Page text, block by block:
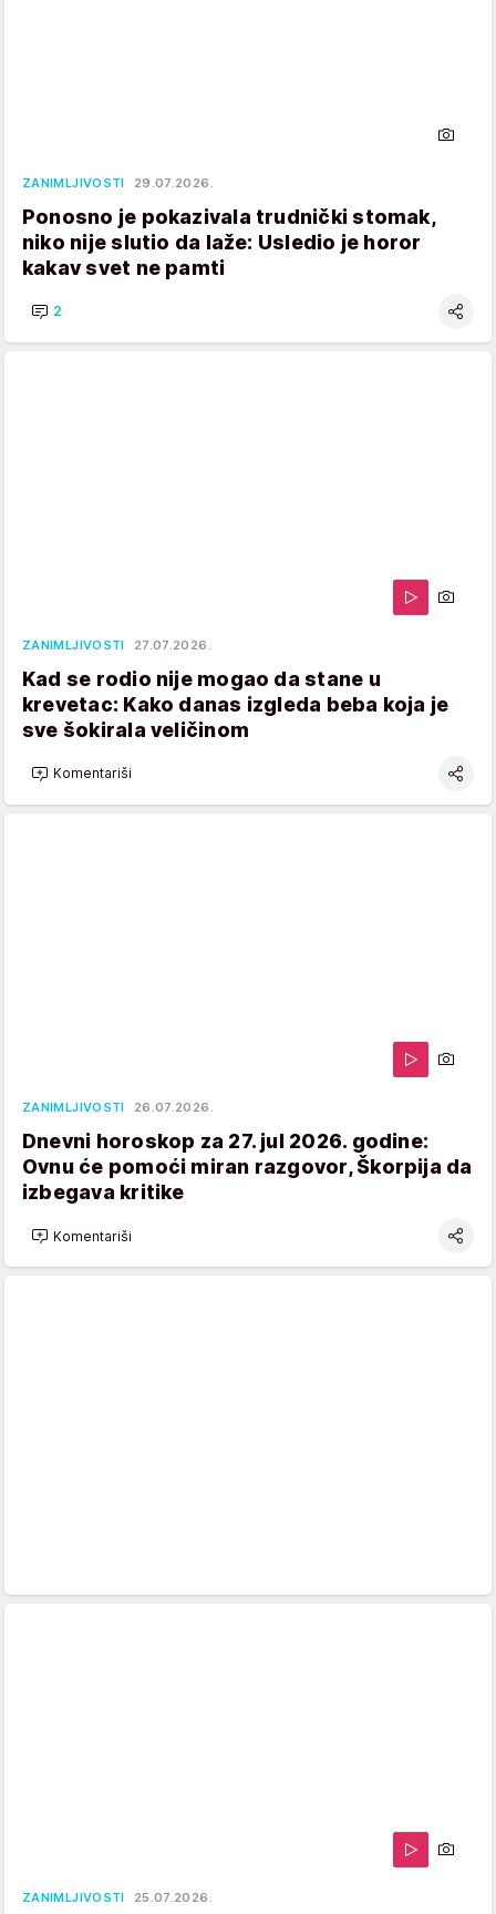
ZANIMLJIVOSTI 29.07.2026.
Ponosno je pokazivala trudnički stomak,
niko nije slutio da laže: Usledio je horor
kakav svet ne pamti
2
ZANIMLJIVOSTI 27.07.2026.
Kad se rodio nije mogao da stane u
krevetac: Kako danas izgleda beba koja je
sve šokirala veličinom
Komentariši
ZANIMLJIVOSTI 26.07.2026.
Dnevni horoskop za 27. jul 2026. godine:
Ovnu će pomoći miran razgovor, Škorpija da
izbegava kritike
Komentariši
ZANIMLJIVOSTI 25.07.2026.